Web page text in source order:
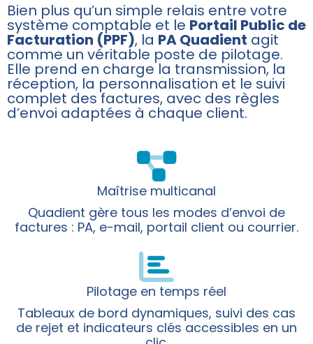
Bien plus qu’un simple relais entre votre
système comptable et le Portail Public de
Facturation (PPF), la PA Quadient agit
comme un véritable poste de pilotage.
Elle prend en charge la transmission, la
réception, la personnalisation et le suivi
complet des factures, avec des règles
d’envoi adaptées à chaque client.
Maîtrise multicanal
Quadient gère tous les modes d’envoi de
factures : PA, e-mail, portail client ou courrier.
Pilotage en temps réel
Tableaux de bord dynamiques, suivi des cas
de rejet et indicateurs clés accessibles en un